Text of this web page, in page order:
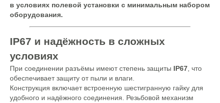
в условиях полевой установки с минимальным набором
оборудования.
IP67 и надёжность в сложных
условиях
При соединении разъёмы имеют степень защиты IP67 , что
обеспечивает защиту от пыли и влаги.
Конструкция включает встроенную шестигранную гайку для
удобного и надёжного соединения. Резьбовой механизм